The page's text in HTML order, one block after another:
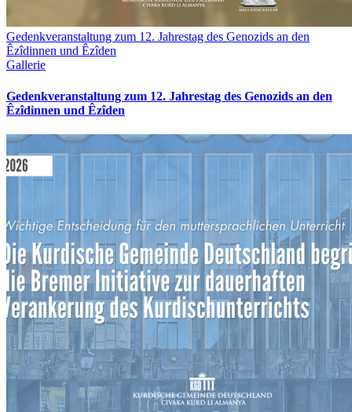
Gedenkveranstaltung zum 12. Jahrestag des Genozids an den
Êzîdinnen und Êzîden
Gallerie
Gedenkveranstaltung zum 12. Jahrestag des Genozids an den
Êzîdinnen und Êzîden